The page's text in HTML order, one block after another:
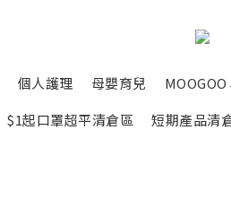
個人護理 母嬰育兒 MOOGOO
$1起口罩超平清倉區 短期產品清